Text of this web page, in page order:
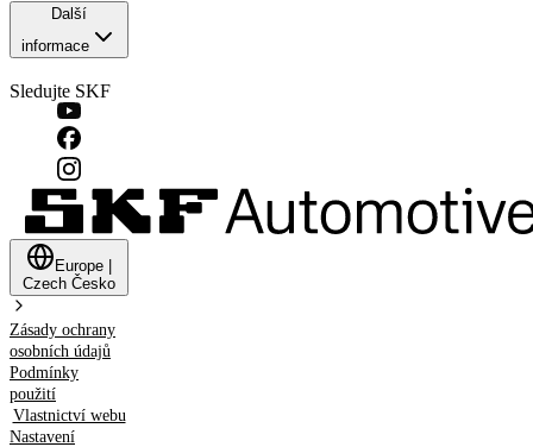
Další
informace
Sledujte SKF
Europe
Czech Česko
Zásady ochrany
osobních údajů
Podmínky
použití
Vlastnictví webu
Nastavení